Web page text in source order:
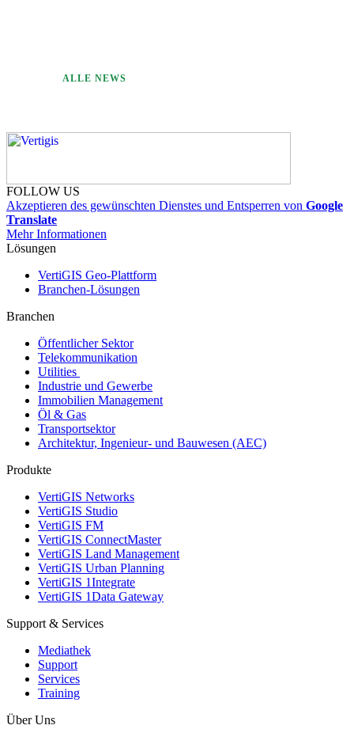
ALLE NEWS
FOLLOW US
Akzeptieren des gewünschten Dienstes und Entsperren von Google
Translate
Mehr Informationen
Lösungen
VertiGIS Geo-Plattform
Branchen-Lösungen
Branchen
Öffentlicher Sektor
Telekommunikation
Utilities
Industrie und Gewerbe
Immobilien Management
Öl & Gas
Transportsektor
Architektur, Ingenieur- und Bauwesen (AEC)
Produkte
VertiGIS Networks
VertiGIS Studio
VertiGIS FM
VertiGIS ConnectMaster
VertiGIS Land Management
VertiGIS Urban Planning
VertiGIS 1Integrate
VertiGIS 1Data Gateway
Support & Services
Mediathek
Support
Services
Training
Über Uns